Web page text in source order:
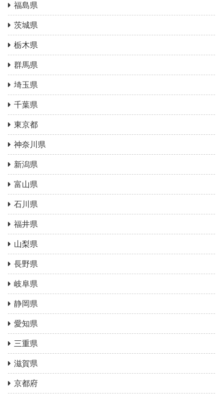
福島県
茨城県
栃木県
群馬県
埼玉県
千葉県
東京都
神奈川県
新潟県
富山県
石川県
福井県
山梨県
長野県
岐阜県
静岡県
愛知県
三重県
滋賀県
京都府